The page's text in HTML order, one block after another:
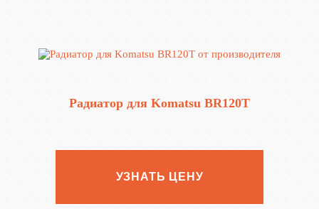
Радиатор для Komatsu BR120T
УЗНАТЬ ЦЕНУ